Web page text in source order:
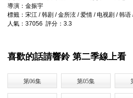
導演：金振宇
標籤：宋江 / 韩剧 / 金所泫 / 爱情 / 电视剧 / 韩
人氣：37056 評分：3.3
喜歡的話請響鈴 第二季線上看
第06集 第05集